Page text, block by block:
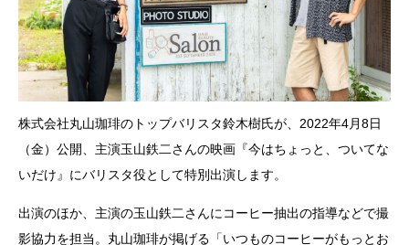
株式会社丸⼭珈琲のトップバリスタ鈴木樹氏が、2022年4月8日
（金）公開、主演玉山鉄二さんの映画『今はちょっと、ついてな
いだけ』にバリスタ役として特別出演します。
出演のほか、主演の玉山鉄二さんにコーヒー抽出の指導などで撮
影協力を担当。丸山珈琲が掲げる「いつものコーヒーがもっとお